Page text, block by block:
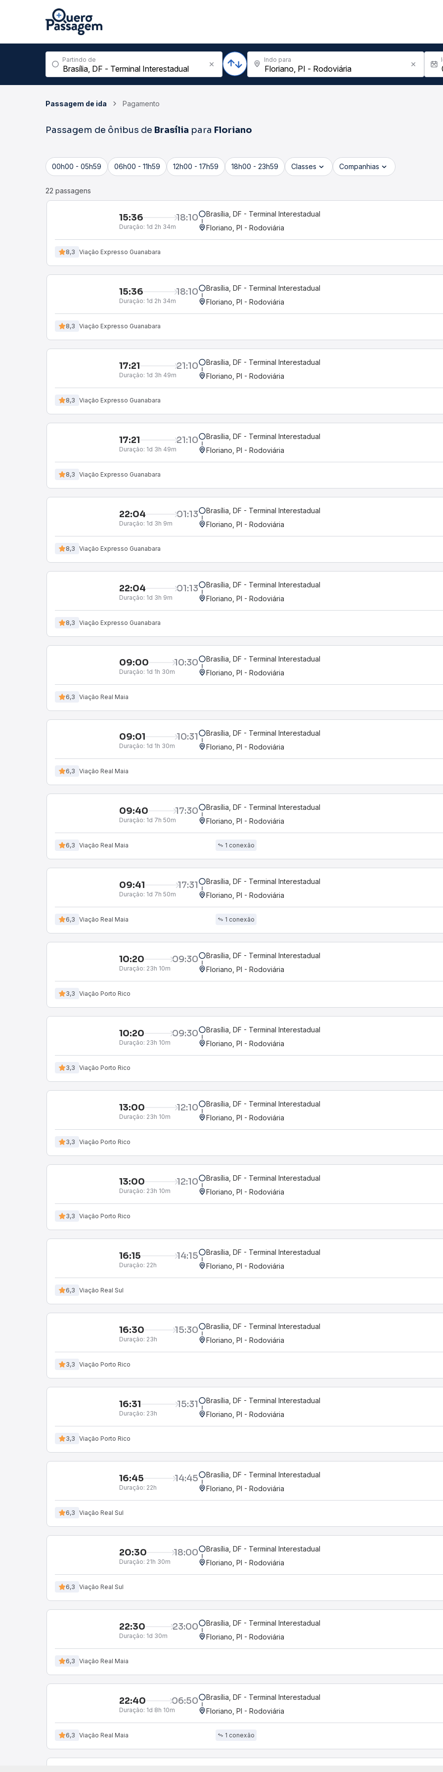
Partindo de Indo para
Passagem de ida Pagamento
Passagem de ônibus de Brasília para Floriano
00h00 - 05h59 06h00 - 11h59 12h00 - 17h59 18h00 - 23h59 Classes Companhias
22 passagens
15:36 18:10
Duração: 1d 2h 34m
Brasília, DF - Terminal Interestadual
Floriano, PI - Rodoviária
8,3 Viação Expresso Guanabara
15:36 18:10
Duração: 1d 2h 34m
Brasília, DF - Terminal Interestadual
Floriano, PI - Rodoviária
8,3 Viação Expresso Guanabara
17:21 21:10
Duração: 1d 3h 49m
Brasília, DF - Terminal Interestadual
Floriano, PI - Rodoviária
8,3 Viação Expresso Guanabara
17:21 21:10
Duração: 1d 3h 49m
Brasília, DF - Terminal Interestadual
Floriano, PI - Rodoviária
8,3 Viação Expresso Guanabara
22:04 01:13
Duração: 1d 3h 9m
Brasília, DF - Terminal Interestadual
Floriano, PI - Rodoviária
8,3 Viação Expresso Guanabara
22:04 01:13
Duração: 1d 3h 9m
Brasília, DF - Terminal Interestadual
Floriano, PI - Rodoviária
8,3 Viação Expresso Guanabara
09:00 10:30
Duração: 1d 1h 30m
Brasília, DF - Terminal Interestadual
Floriano, PI - Rodoviária
6,3 Viação Real Maia
09:01 10:31
Duração: 1d 1h 30m
Brasília, DF - Terminal Interestadual
Floriano, PI - Rodoviária
6,3 Viação Real Maia
09:40 17:30
Duração: 1d 7h 50m
Brasília, DF - Terminal Interestadual
Floriano, PI - Rodoviária
6,3 Viação Real Maia 1 conexão
09:41 17:31
Duração: 1d 7h 50m
Brasília, DF - Terminal Interestadual
Floriano, PI - Rodoviária
6,3 Viação Real Maia 1 conexão
10:20 09:30
Duração: 23h 10m
Brasília, DF - Terminal Interestadual
Floriano, PI - Rodoviária
3,3 Viação Porto Rico
10:20 09:30
Duração: 23h 10m
Brasília, DF - Terminal Interestadual
Floriano, PI - Rodoviária
3,3 Viação Porto Rico
13:00 12:10
Duração: 23h 10m
Brasília, DF - Terminal Interestadual
Floriano, PI - Rodoviária
3,3 Viação Porto Rico
13:00 12:10
Duração: 23h 10m
Brasília, DF - Terminal Interestadual
Floriano, PI - Rodoviária
3,3 Viação Porto Rico
16:15 14:15
Duração: 22h
Brasília, DF - Terminal Interestadual
Floriano, PI - Rodoviária
6,3 Viação Real Sul
16:30 15:30
Duração: 23h
Brasília, DF - Terminal Interestadual
Floriano, PI - Rodoviária
3,3 Viação Porto Rico
16:31 15:31
Duração: 23h
Brasília, DF - Terminal Interestadual
Floriano, PI - Rodoviária
3,3 Viação Porto Rico
16:45 14:45
Duração: 22h
Brasília, DF - Terminal Interestadual
Floriano, PI - Rodoviária
6,3 Viação Real Sul
20:30 18:00
Duração: 21h 30m
Brasília, DF - Terminal Interestadual
Floriano, PI - Rodoviária
6,3 Viação Real Sul
22:30 23:00
Duração: 1d 30m
Brasília, DF - Terminal Interestadual
Floriano, PI - Rodoviária
6,3 Viação Real Maia
22:40 06:50
Duração: 1d 8h 10m
Brasília, DF - Terminal Interestadual
Floriano, PI - Rodoviária
6,3 Viação Real Maia 1 conexão